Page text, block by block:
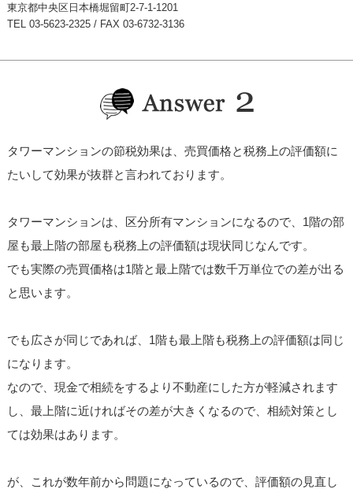
東京都中央区日本橋堀留町2-7-1-1201
TEL 03-5623-2325 / FAX 03-6732-3136
タワーマンションの節税効果は、売買価格と税務上の評価額に
たいして効果が抜群と言われております。
タワーマンションは、区分所有マンションになるので、1階の部
屋も最上階の部屋も税務上の評価額は現状同じなんです。
でも実際の売買価格は1階と最上階では数千万単位での差が出る
と思います。
でも広さが同じであれば、1階も最上階も税務上の評価額は同じ
になります。
なので、現金で相続をするより不動産にした方が軽減されます
し、最上階に近ければその差が大きくなるので、相続対策とし
ては効果はあります。
が、これが数年前から問題になっているので、評価額の見直し